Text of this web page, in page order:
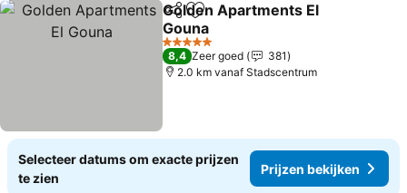
DelenToevoegen aan favorieten
Golden Apartments El
Gouna
Prijzen bekijken
5 Sterren
8,4 Zeer goed
381
2.0 km vanaf Stadscentrum
Selecteer datums om exacte prijzen
te zien
Prijzen bekijken